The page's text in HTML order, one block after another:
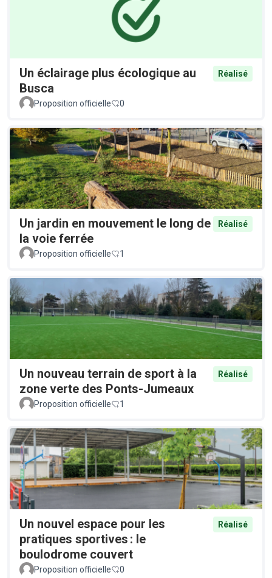
Un éclairage plus écologique au
Busca
Réalisé
Proposition officielle 0
Un jardin en mouvement le long de
la voie ferrée
Réalisé
Proposition officielle 1
Un nouveau terrain de sport à la
zone verte des Ponts-Jumeaux
Réalisé
Proposition officielle 1
Un nouvel espace pour les
pratiques sportives : le
boulodrome couvert
Réalisé
Proposition officielle 0